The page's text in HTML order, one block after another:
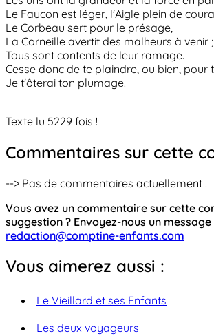
Le Faucon est léger, l'Aigle plein de
Le Corbeau sert pour le présage,
La Corneille avertit des malheurs à venir ;
Tous sont contents de leur ramage.
Cesse donc de te plaindre, ou bien, pour
Je t'ôterai ton plumage.
Texte lu 5229 fois !
Commentaires sur cette
--> Pas de commentaires actuellement !
Vous avez un commentaire sur cette
suggestion ? Envoyez-nous un message
redaction@comptine-enfants.com
Vous aimerez aussi :
Le Vieillard et ses Enfants
Les deux voyageurs